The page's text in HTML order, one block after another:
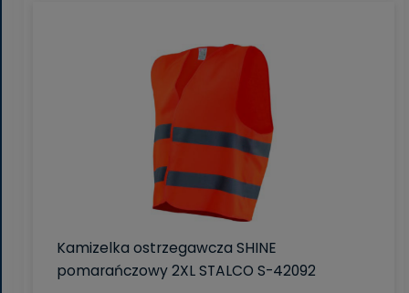
Kamizelka ostrzegawcza SHINE
pomarańczowy 2XL STALCO S-42092